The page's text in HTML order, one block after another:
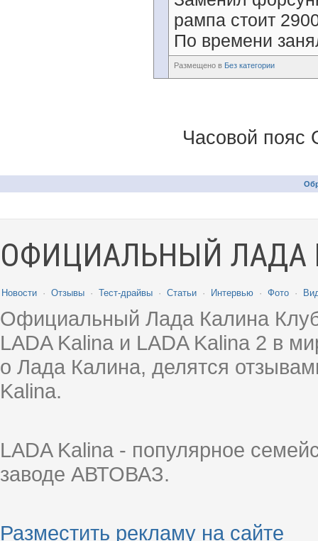
рампа стоит
По времени
Размещено в Без категории
Часовой пояс
ОФИЦИАЛЬНЫЙ ЛАДА
Новости · Отзывы · Тест-драйвы · Статьи · Интервью · Фото ·
Официальный Лада Калина
LADA Kalina и LADA Kalina 2 в
о Лада Калина, делятся
Kalina.
LADA Kalina - популярное
заводе АВТОВАЗ.
Разместить рекламу на сайте